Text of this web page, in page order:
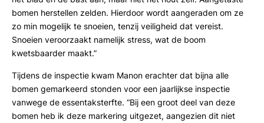
bomen herstellen zelden. Hierdoor wordt aangeraden om ze
zo min mogelijk te snoeien, tenzij veiligheid dat vereist.
Snoeien veroorzaakt namelijk stress, wat de boom
kwetsbaarder maakt.”
Tijdens de inspectie kwam Manon erachter dat bijna alle
bomen gemarkeerd stonden voor een jaarlijkse inspectie
vanwege de essentaksterfte. “Bij een groot deel van deze
bomen heb ik deze markering uitgezet, aangezien dit niet